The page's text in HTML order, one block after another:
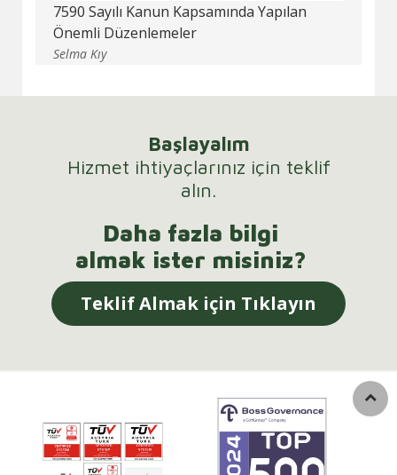
7590 Sayılı Kanun Kapsamında Yapılan
Önemli Düzenlemeler
Selma Kıy
Başlayalım
Hizmet ihtiyaçlarınız için teklif
alın.
Daha fazla bilgi
almak ister misiniz?
Teklif Almak için Tıklayın